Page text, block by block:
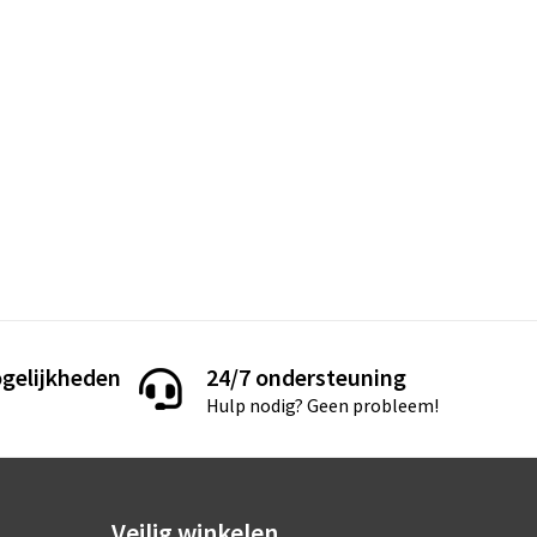
24/7 ondersteuning
Hulp nodig? Geen probleem!